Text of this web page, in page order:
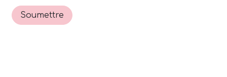
Soumettre